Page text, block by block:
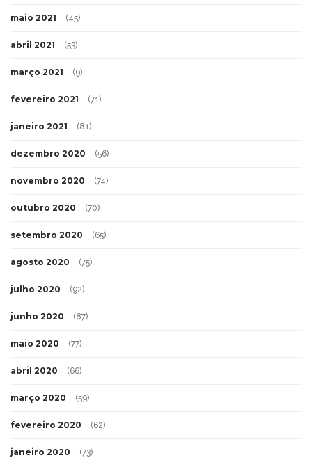
maio 2021 (45)
abril 2021 (53)
março 2021 (9)
fevereiro 2021 (71)
janeiro 2021 (81)
dezembro 2020 (56)
novembro 2020 (74)
outubro 2020 (70)
setembro 2020 (65)
agosto 2020 (75)
julho 2020 (92)
junho 2020 (87)
maio 2020 (77)
abril 2020 (66)
março 2020 (59)
fevereiro 2020 (62)
janeiro 2020 (73)